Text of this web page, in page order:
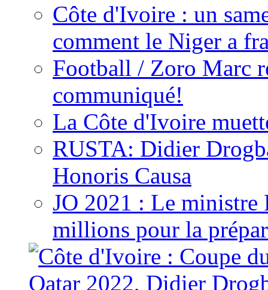
Côte d'Ivoire : un
comment le Niger a
Football / Zoro Marc
communiqué!
La Côte d'Ivoire
RUSTA: Didier
Honoris Causa
JO 2021 : Le ministre
millions pour la